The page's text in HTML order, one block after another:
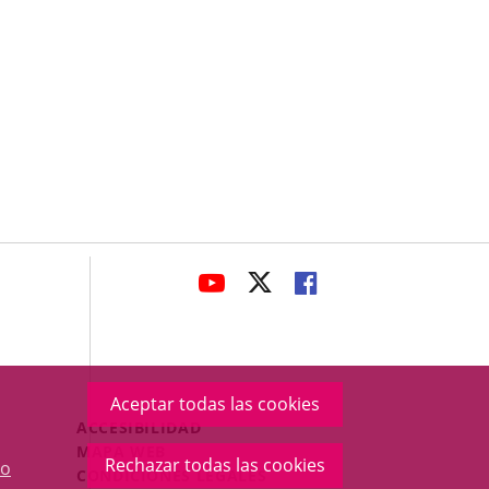
Aceptar todas las cookies
Rechazar todas las cookies
ENLACE
APLICACIÓN
EXTERNA.
ENLACE
APLICACIÓN
EXTERNA.
ENLACE
APLICACIÓN
EXTERNA.
Menú
Legal
Footer
ACCESIBILIDAD
MAPA WEB
CONDICIONES LEGALES